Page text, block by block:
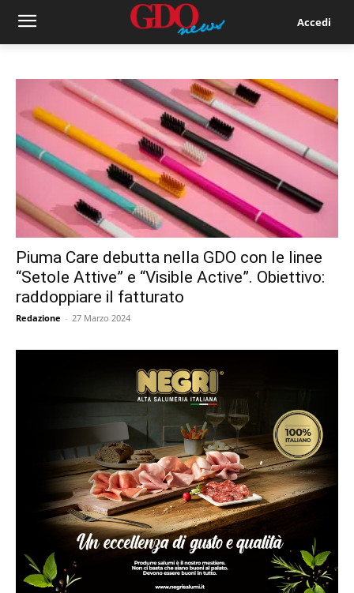
Accedi
Piuma Care debutta nella GDO con le linee
“Setole Attive” e “Visible Active”. Obiettivo:
raddoppiare il fatturato
Redazione - 27 Marzo 2024